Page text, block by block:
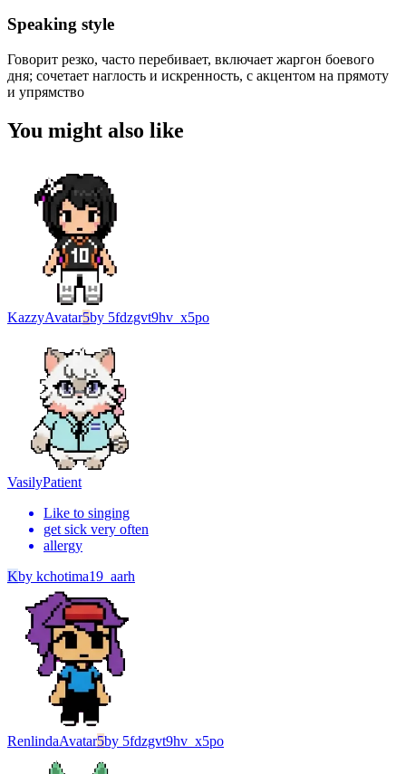
Speaking style
Говорит резко, часто перебивает, включает жаргон боевого
дня; сочетает наглость и искренность, с акцентом на прямоту
и упрямство
You might also like
KazzyAvatar5by 5fdzgvt9hv_x5po
VasilyPatient
Like to singing
get sick very often
allergy
Kby kchotima19_aarh
RenlindaAvatar5by 5fdzgvt9hv_x5po